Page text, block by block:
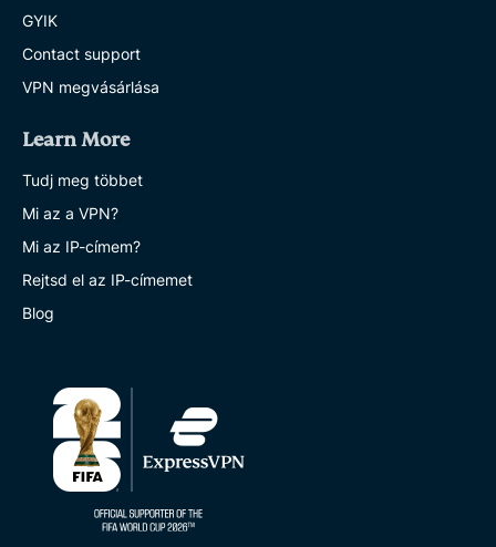
GYIK
Contact support
VPN megvásárlása
Learn More
Tudj meg többet
Mi az a VPN?
Mi az IP-címem?
Rejtsd el az IP-címemet
Blog